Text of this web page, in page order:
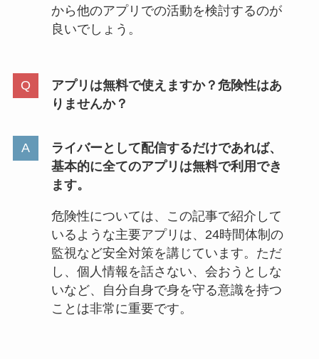
から他のアプリでの活動を検討するのが
良いでしょう。
アプリは無料で使えますか？危険性はあ
りませんか？
ライバーとして配信するだけであれば、
基本的に全てのアプリは無料で利用でき
ます。
危険性については、この記事で紹介して
いるような主要アプリは、24時間体制の
監視など安全対策を講じています。ただ
し、個人情報を話さない、会おうとしな
いなど、自分自身で身を守る意識を持つ
ことは非常に重要です。